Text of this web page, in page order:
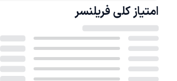
امتیاز کلی فریلنسر